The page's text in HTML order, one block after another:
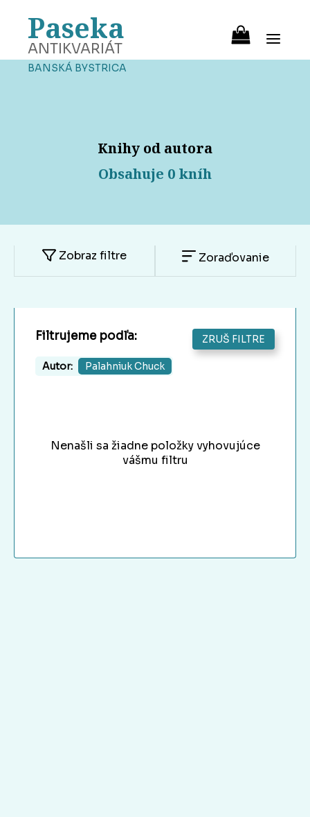
Paseka
ANTIKVARIÁT
BANSKÁ BYSTRICA
Knihy od autora
Obsahuje 0 kníh
Zobraz filtre Zoraďovanie
Filtrujeme podľa: ZRUŠ FILTRE
Autor: Palahniuk Chuck
Nenašli sa žiadne položky vyhovujúce
vášmu filtru